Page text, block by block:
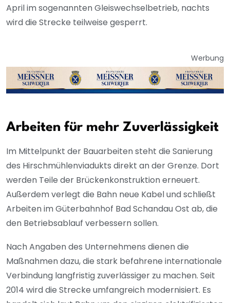
April im sogenannten Gleiswechselbetrieb, nachts
wird die Strecke teilweise gesperrt.
Werbung
Arbeiten für mehr Zuverlässigkeit
Im Mittelpunkt der Bauarbeiten steht die Sanierung
des Hirschmühlenviadukts direkt an der Grenze. Dort
werden Teile der Brückenkonstruktion erneuert.
Außerdem verlegt die Bahn neue Kabel und schließt
Arbeiten im Güterbahnhof Bad Schandau Ost ab, die
den Betriebsablauf verbessern sollen.
Nach Angaben des Unternehmens dienen die
Maßnahmen dazu, die stark befahrene internationale
Verbindung langfristig zuverlässiger zu machen. Seit
2014 wird die Strecke umfangreich modernisiert. Es